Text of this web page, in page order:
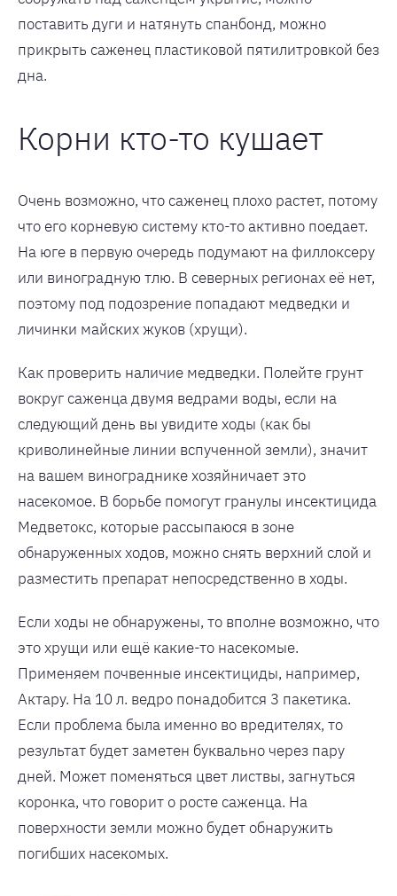
поставить дуги и натянуть спанбонд, можно
прикрыть саженец пластиковой пятилитровкой без
дна.
Корни кто-то кушает
Очень возможно, что саженец плохо растет, потому
что его корневую систему кто-то активно поедает.
На юге в первую очередь подумают на филлоксеру
или виноградную тлю. В северных регионах её нет,
поэтому под подозрение попадают медведки и
личинки майских жуков (хрущи).
Как проверить наличие медведки. Полейте грунт
вокруг саженца двумя ведрами воды, если на
следующий день вы увидите ходы (как бы
криволинейные линии вспученной земли), значит
на вашем винограднике хозяйничает это
насекомое. В борьбе помогут гранулы инсектицида
Медветокс, которые рассыпаюся в зоне
обнаруженных ходов, можно снять верхний слой и
разместить препарат непосредственно в ходы.
Если ходы не обнаружены, то вполне возможно, что
это хрущи или ещё какие-то насекомые.
Применяем почвенные инсектициды, например,
Актару. На 10 л. ведро понадобится 3 пакетика.
Если проблема была именно во вредителях, то
результат будет заметен буквально через пару
дней. Может поменяться цвет листвы, загнуться
коронка, что говорит о росте саженца. На
поверхности земли можно будет обнаружить
погибших насекомых.